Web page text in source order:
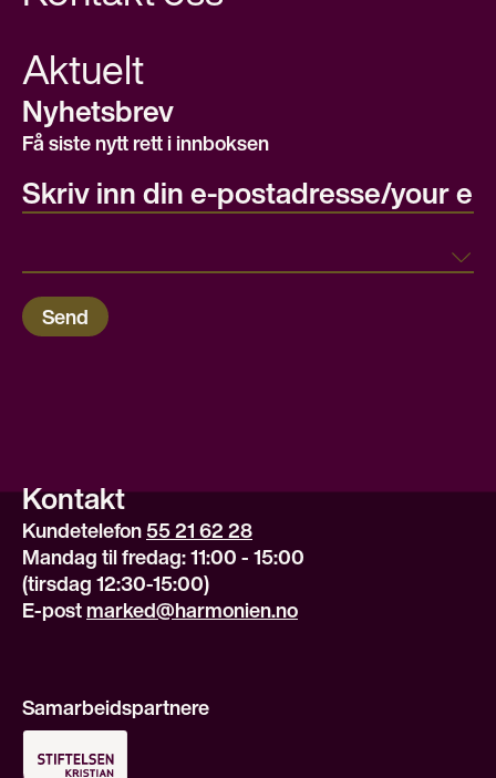
Aktuelt
Nyhetsbrev
Få siste nytt rett i innboksen
E-post/email
Send
Kontakt
Kundetelefon 55 21 62 28
Mandag til fredag: 11:00 - 15:00
(tirsdag 12:30-15:00)
E-post marked@harmonien.no
Samarbeidspartnere